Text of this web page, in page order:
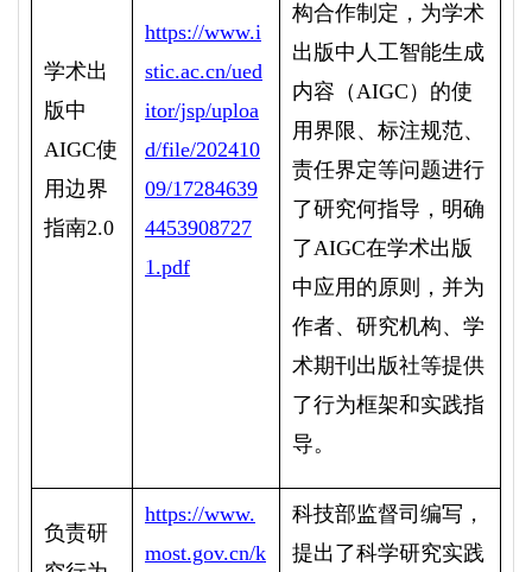
学术出
版中
AIGC使
用边界
指南2.0
https://www.i
stic.ac.cn/ued
itor/jsp/uploa
d/file/202410
09/17284639
4453908727
1.pdf
构合作制定，为学术
出版中人工智能生成
内容（AIGC ）的使
用界限、标注规范、
责任界定等问题进行
了研究何指导，明确
了AIGC在学术出版
中应用的原则，并为
作者、研究机构、学
术期刊出版社等提供
了行为框架和实践指
导。
负责研
https://www.
most.gov.cn/k
科技部监督司编写，
提出了科学研究实践